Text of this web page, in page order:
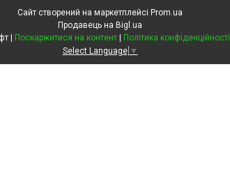
Сайт створений на маркетплейсі Prom.ua
Продавець на Bigl.ua
Еко-крафт | Поскаржитися на контент | Політика конфіденційності
Select Language ▼